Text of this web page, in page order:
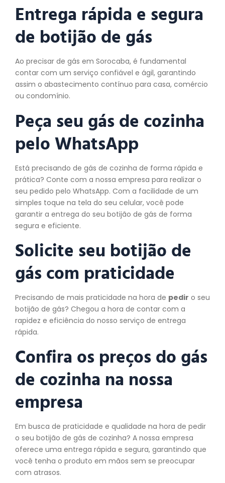
Entrega rápida e segura
de botijão de gás
Ao precisar de gás em Sorocaba, é fundamental
contar com um serviço confiável e ágil, garantindo
assim o abastecimento contínuo para casa, comércio
ou condomínio.
Peça seu gás de cozinha
pelo WhatsApp
Está precisando de gás de cozinha de forma rápida e
prática? Conte com a nossa empresa para realizar o
seu pedido pelo WhatsApp. Com a facilidade de um
simples toque na tela do seu celular, você pode
garantir a entrega do seu botijão de gás de forma
segura e eficiente.
Solicite seu botijão de
gás com praticidade
Precisando de mais praticidade na hora de pedir o seu
botijão de gás? Chegou a hora de contar com a
rapidez e eficiência do nosso serviço de entrega
rápida.
Confira os preços do gás
de cozinha na nossa
empresa
Em busca de praticidade e qualidade na hora de pedir
o seu botijão de gás de cozinha? A nossa empresa
oferece uma entrega rápida e segura, garantindo que
você tenha o produto em mãos sem se preocupar
com atrasos.